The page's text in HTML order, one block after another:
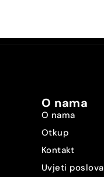
O nama
O nama
Otkup
Kontakt
Uvjeti